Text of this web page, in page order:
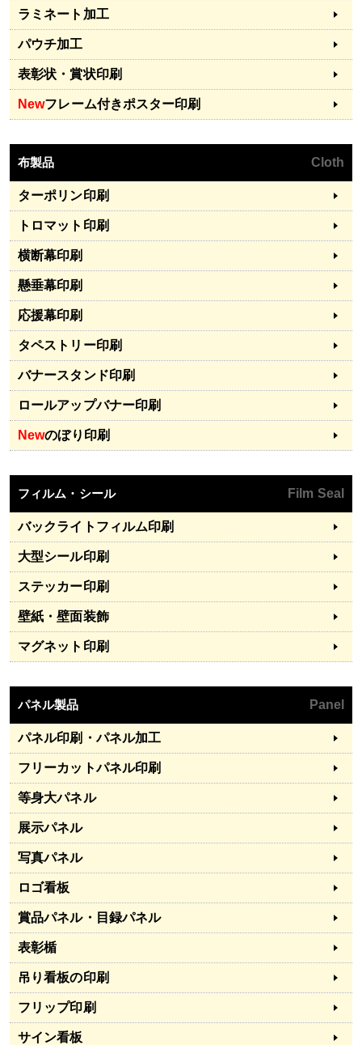
ラミネート加工
パウチ加工
表彰状・賞状印刷
Newフレーム付きポスター印刷
布製品 Cloth
ターポリン印刷
トロマット印刷
横断幕印刷
懸垂幕印刷
応援幕印刷
タペストリー印刷
バナースタンド印刷
ロールアップバナー印刷
Newのぼり印刷
フィルム・シール Film Seal
バックライトフィルム印刷
大型シール印刷
ステッカー印刷
壁紙・壁面装飾
マグネット印刷
パネル製品 Panel
パネル印刷・パネル加工
フリーカットパネル印刷
等身大パネル
展示パネル
写真パネル
ロゴ看板
賞品パネル・目録パネル
表彰楯
吊り看板の印刷
フリップ印刷
サイン看板